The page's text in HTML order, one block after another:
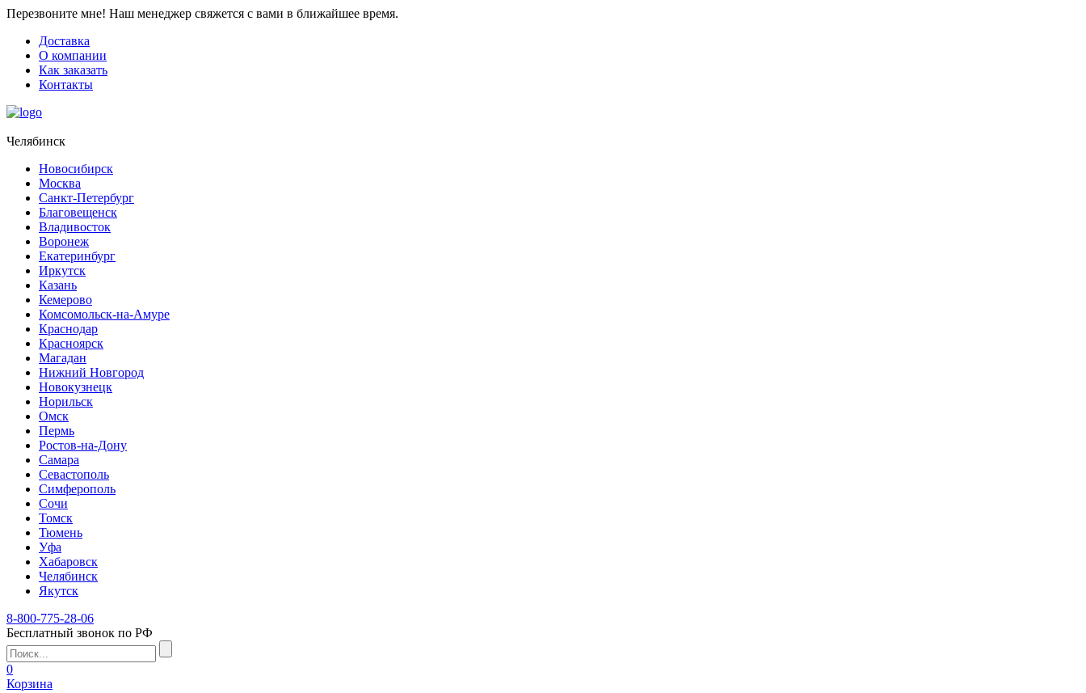
Перезвоните мне! Наш менеджер свяжется с вами в ближайшее время.
Доставка
О компании
Как заказать
Контакты
Челябинск
Новосибирск
Москва
Санкт-Петербург
Благовещенск
Владивосток
Воронеж
Екатеринбург
Иркутск
Казань
Кемерово
Комсомольск-на-Амуре
Краснодар
Красноярск
Магадан
Нижний Новгород
Новокузнецк
Норильск
Омск
Пермь
Ростов-на-Дону
Самара
Севастополь
Симферополь
Сочи
Томск
Тюмень
Уфа
Хабаровск
Челябинск
Якутск
8-800-775-28-06
Бесплатный звонок по РФ
0
Корзина